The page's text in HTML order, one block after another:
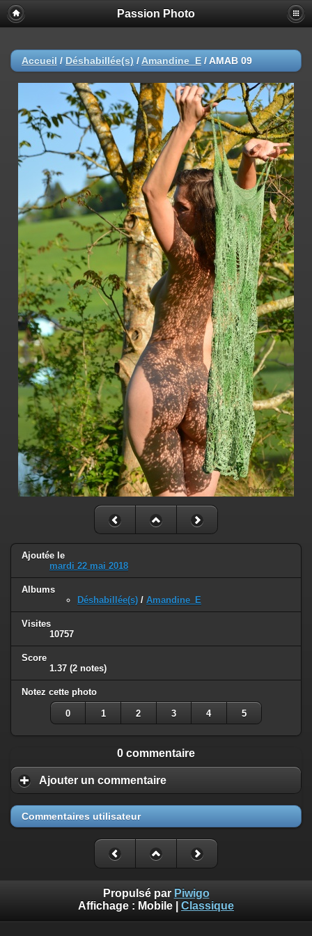
Passion Photo
Accueil / Déshabillée(s) / Amandine_E / AMAB 09
Ajoutée le
mardi 22 mai 2018
Albums
Déshabillée(s) / Amandine_E
Visites
10757
Score
1.37 (2 notes)
Notez cette photo
0 1 2 3 4 5
0 commentaire
Ajouter un commentaire
Commentaires utilisateur
Propulsé par Piwigo
Affichage : Mobile Classique